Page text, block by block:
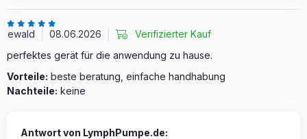
ewald 08.06.2026
Verifizierter Kauf
perfektes gerät für die anwendung zu hause.
Vorteile: beste beratung, einfache handhabung
Nachteile: keine
Antwort von LymphPumpe.de: